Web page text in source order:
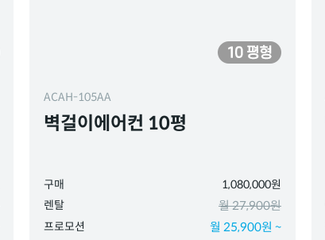
ACAH-105AA
벽걸이에어컨 10평
구매
1,080,000원
렌탈
월 27,900원
프로모션 월 25,900원 ~